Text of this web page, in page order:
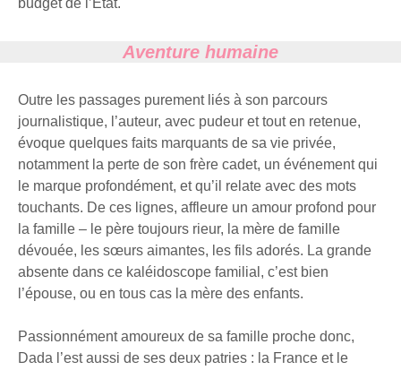
Aventure humaine
Outre les passages purement liés à son parcours
journalistique, l’auteur, avec pudeur et tout en retenue,
évoque quelques faits marquants de sa vie privée,
notamment la perte de son frère cadet, un événement qui
le marque profondément, et qu’il relate avec des mots
touchants. De ces lignes, affleure un amour profond pour
la famille – le père toujours rieur, la mère de famille
dévouée, les sœurs aimantes, les fils adorés. La grande
absente dans ce kaléidoscope familial, c’est bien
l’épouse, ou en tous cas la mère des enfants.
Passionnément amoureux de sa famille proche donc,
Dada l’est aussi de ses deux patries : la France et le